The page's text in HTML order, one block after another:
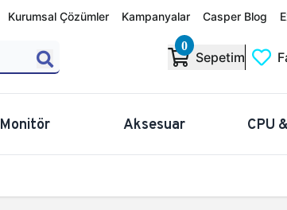
Kurumsal Çözümler Kampanyalar Casper Blog
0
Sepetim
Monitör Aksesuar CPU